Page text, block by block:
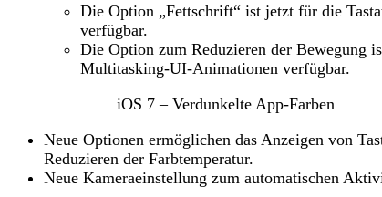
Die Option „Fettschrift“ ist jetzt für die
verfügbar.
Die Option zum Reduzieren der Bewegung
Multitasking-UI-Animationen verfügbar.
iOS 7 – Verdunkelte App-Farben
Neue Optionen ermöglichen das Anzeigen von
Reduzieren der Farbtemperatur.
Neue Kameraeinstellung zum automatischen